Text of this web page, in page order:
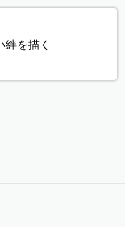
を描く